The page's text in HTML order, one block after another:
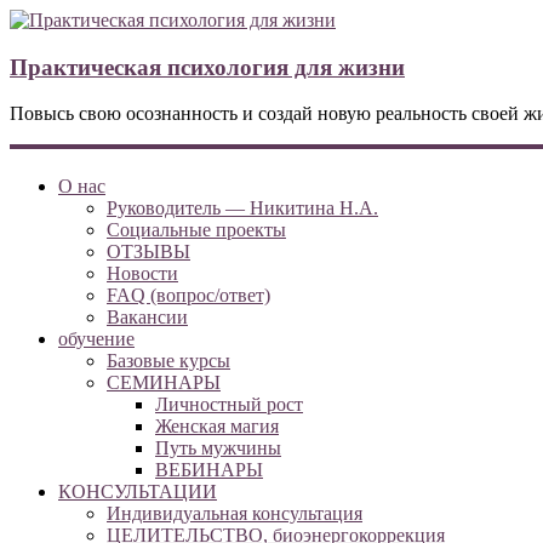
Практическая психология для жизни
Повысь свою осознанность и создай новую реальность своей
О нас
Руководитель — Никитина Н.А.
Социальные проекты
ОТЗЫВЫ
Новости
FAQ (вопрос/ответ)
Вакансии
обучение
Базовые курсы
СЕМИНАРЫ
Личностный рост
Женская магия
Путь мужчины
ВЕБИНАРЫ
КОНСУЛЬТАЦИИ
Индивидуальная консультация
ЦЕЛИТЕЛЬСТВО, биоэнергокоррекция